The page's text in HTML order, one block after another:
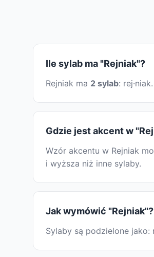
Ile sylab ma "Rejniak"?
Rejniak ma 2 sylab:
Gdzie jest akcent w
Wzór akcentu w Rejniak
i wyższa niż inne sylaby.
Jak wymówić "Rejniak"?
Sylaby są podzielone